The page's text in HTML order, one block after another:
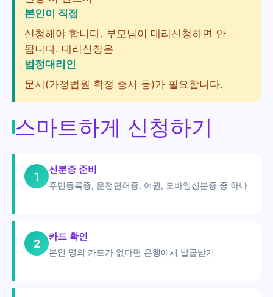
본인이 직접
신청해야 합니다. 부모님이 대리신청하면 안
됩니다. 대리신청은
법정대리인
문서(가정법원 확정 증서 등)가 필요합니다.
스마트하게 신청하기
1
신분증 준비
주민등록증, 운전면허증, 여권, 모바일신분증 중 하나
2
카드 확인
본인 명의 카드가 없다면 은행에서 발급받기